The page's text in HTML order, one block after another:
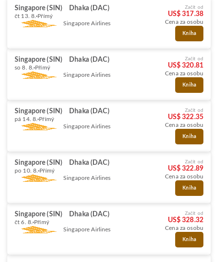
Singapore (SIN) Dhaka (DAC)
čt 13. 8. Přímý
Singapore Airlines
Začít od
US$ 317.38
Cena za osobu
Kniha
Singapore (SIN) Dhaka (DAC)
so 8. 8. Přímý
Singapore Airlines
Začít od
US$ 320.81
Cena za osobu
Kniha
Singapore (SIN) Dhaka (DAC)
pá 14. 8. Přímý
Singapore Airlines
Začít od
US$ 322.35
Cena za osobu
Kniha
Singapore (SIN) Dhaka (DAC)
po 10. 8. Přímý
Singapore Airlines
Začít od
US$ 322.89
Cena za osobu
Kniha
Singapore (SIN) Dhaka (DAC)
čt 6. 8. Přímý
Singapore Airlines
Začít od
US$ 328.32
Cena za osobu
Kniha